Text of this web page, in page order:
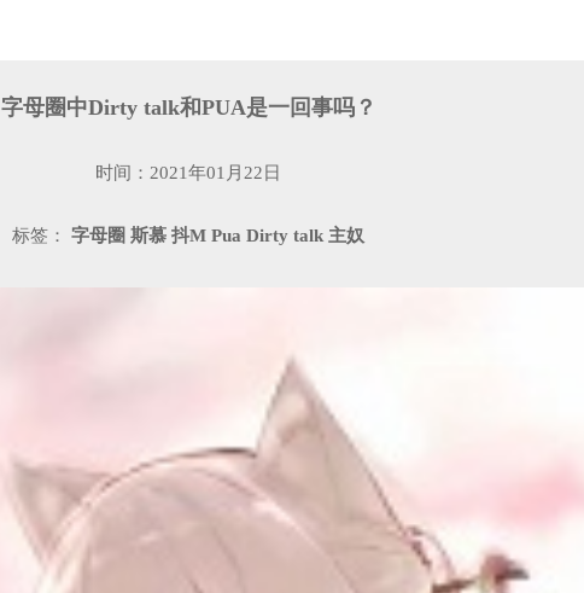
字母圈中Dirty talk和PUA是一回事吗？
时间：2021年01月22日
标签： 字母圈 斯慕 抖M Pua Dirty talk 主奴